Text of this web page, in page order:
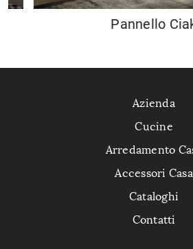
Pannello
Azienda
Cucine
Arredamento
Accessori Casa
Cataloghi
Contatti